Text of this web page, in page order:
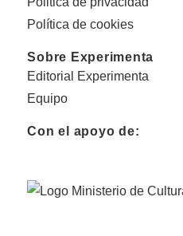
Política de cookies
Sobre Experimenta
Editorial Experimenta
Equipo
Con el apoyo de: